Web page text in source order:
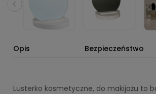
Opis Bezpieczeństwo
Lusterko kosmetyczne, do makijażu to